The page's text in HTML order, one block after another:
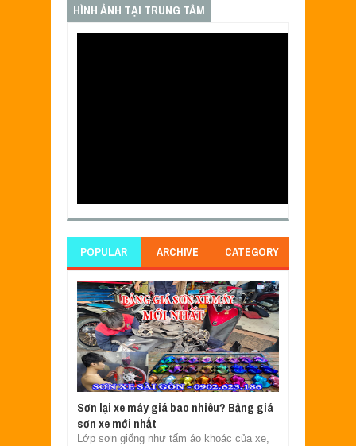
HÌNH ẢNH TẠI TRUNG TÂM
POPULAR ARCHIVE CATEGORY
Sơn lại xe máy giá bao nhiêu? Bảng giá
sơn xe mới nhất
Lớp sơn giống như tấm áo khoác của xe,